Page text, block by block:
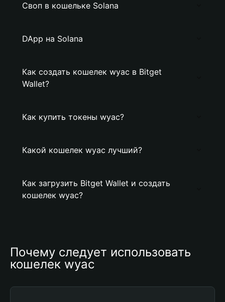
Своп в кошельке Solana
DApp на Solana
Как создать кошелек wyac в Bitget
Wallet?
Как купить токены wyac?
Какой кошелек wyac лучший?
Как загрузить Bitget Wallet и создать
кошелек wyac?
Почему следует использовать
кошелек wyac